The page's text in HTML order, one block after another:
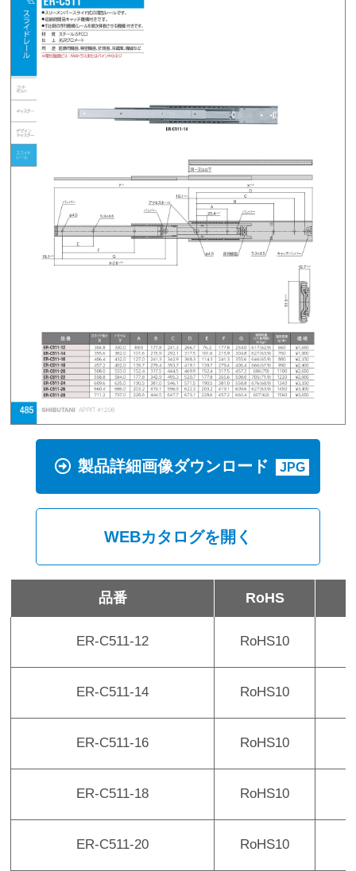
製品詳細画像ダウンロード JPG
WEBカタログを開く
品番 RoHS
ER-C511-12 RoHS10
ER-C511-14 RoHS10
ER-C511-16 RoHS10
ER-C511-18 RoHS10
ER-C511-20 RoHS10